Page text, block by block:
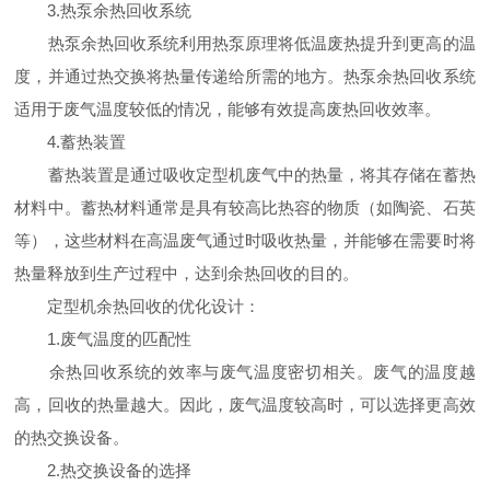
3.热泵余热回收系统
热泵余热回收系统利用热泵原理将低温废热提升到更高的温
度，并通过热交换将热量传递给所需的地方。热泵余热回收系统
适用于废气温度较低的情况，能够有效提高废热回收效率。
4.蓄热装置
蓄热装置是通过吸收定型机废气中的热量，将其存储在蓄热
材料中。蓄热材料通常是具有较高比热容的物质（如陶瓷、石英
等），这些材料在高温废气通过时吸收热量，并能够在需要时将
热量释放到生产过程中，达到余热回收的目的。
定型机余热回收的优化设计：
1.废气温度的匹配性
余热回收系统的效率与废气温度密切相关。废气的温度越
高，回收的热量越大。因此，废气温度较高时，可以选择更高效
的热交换设备。
2.热交换设备的选择